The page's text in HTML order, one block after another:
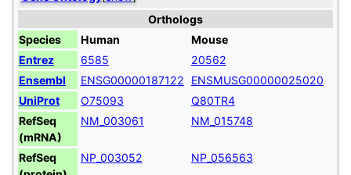
Orthologs
Species
Human
Mouse
Entrez
6585
20562
Ensembl
ENSG00000187122
ENSMUSG00000025020
UniProt
O75093
Q80TR4
RefSeq
(mRNA)
NM_003061 NM_015748
RefSeq
NP_003052 NP_056563